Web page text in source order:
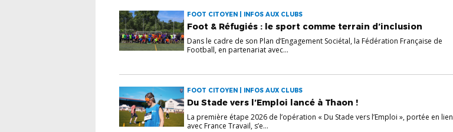
FOOT CITOYEN | INFOS AUX CLUBS
Foot & Réfugiés : le sport comme terrain d’inclusion
Dans le cadre de son Plan d’Engagement Sociétal, la Fédération Française de
Football, en partenariat avec...
FOOT CITOYEN | INFOS AUX CLUBS
Du Stade vers l’Emploi lancé à Thaon !
La première étape 2026 de l’opération « Du Stade vers l’Emploi », portée en lien
avec France Travail, s’e...